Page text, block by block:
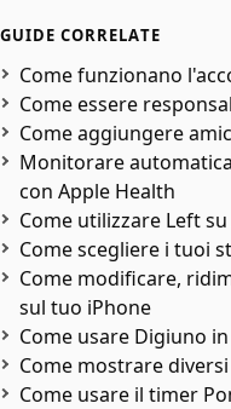
GUIDE CORRELATE
Come funzionano
Come essere
Come aggiungere
Monitorare
con Apple Health
Come utilizzare Left
Come scegliere i tuoi
Come modificare,
sul tuo iPhone
Come usare Digiuno
Come mostrare
Come usare il timer